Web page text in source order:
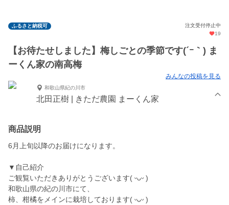
ふるさと納税可
注文受付停止中
19
【お待たせしました】梅しごとの季節です(´ｰ｀) ま
ーくん家の南高梅
みんなの投稿を見る
和歌山県紀の川市
北田正樹 | きただ農園 まーくん家
商品説明
6月上旬以降のお届けになります。
▼自己紹介
ご観覧いただきありがとうございます( ᵕᴗᵕ )
和歌山県の紀の川市にて、
柿、柑橘をメインに栽培しております( ᵕᴗᵕ )